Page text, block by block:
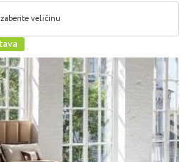
veličinu